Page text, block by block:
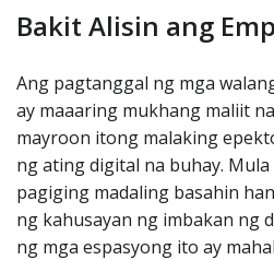
Bakit Alisin ang
Ang pagtanggal ng mga
ay maaaring mukhang maliit
mayroon itong malaking
ng ating digital na buhay.
pagiging madaling basahin
ng kahusayan ng imbakan ng
ng mga espasyong ito ay